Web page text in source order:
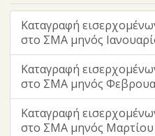
Καταγραφή
στο ΣΜΑ μηνός
Καταγραφή
στο ΣΜΑ μηνός
Καταγραφή
στο ΣΜΑ μηνός Μαρτίου